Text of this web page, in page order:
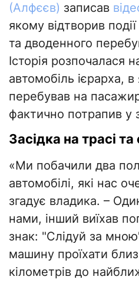
(Алфєєв) записав
якому відтворив
та дводенного
Історія розпочалася
автомобіль ієрарха, в
перебував на
фактично потрапив у
Засідка на трасі
«Ми побачили два
автомобілі, які нас
згадує владика. –
нами, інший виїхав
знак: "Слідуй за
машину проїхати
кілометрів до